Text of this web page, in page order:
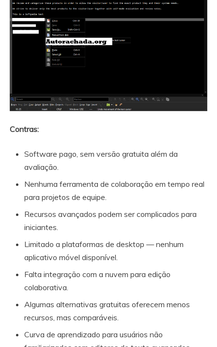
Contras:
Software pago, sem versão gratuita além da
avaliação.
Nenhuma ferramenta de colaboração em tempo real
para projetos de equipe.
Recursos avançados podem ser complicados para
iniciantes.
Limitado a plataformas de desktop — nenhum
aplicativo móvel disponível.
Falta integração com a nuvem para edição
colaborativa.
Algumas alternativas gratuitas oferecem menos
recursos, mas comparáveis.
Curva de aprendizado para usuários não